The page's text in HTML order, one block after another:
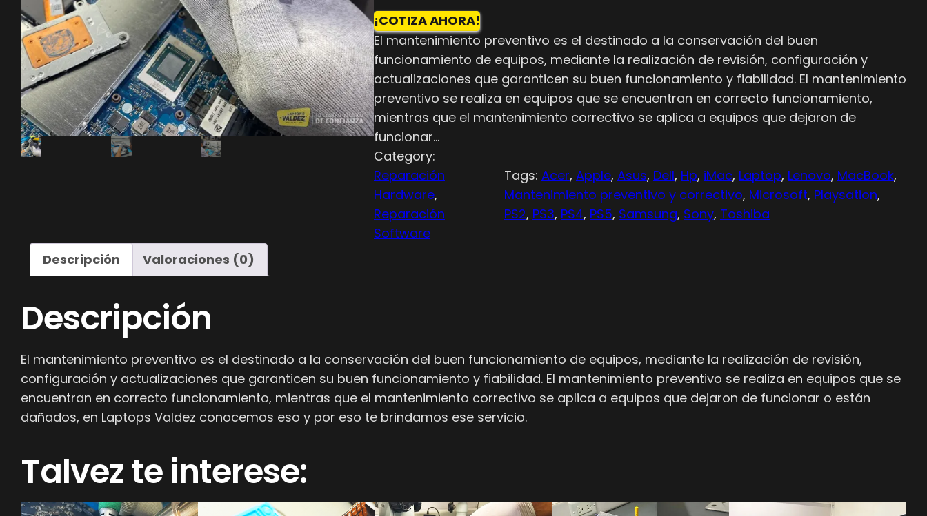
¡COTIZA AHORA!
El mantenimiento preventivo es el destinado a la conservación del buen
funcionamiento de equipos, mediante la realización de revisión, configuración y
actualizaciones que garanticen su buen funcionamiento y fiabilidad. El mantenimiento
preventivo se realiza en equipos que se encuentran en correcto funcionamiento,
mientras que el mantenimiento correctivo se aplica a equipos que dejaron de
funcionar…
Category:
Reparación
Hardware
Reparación
Software
Tags: Acer, Apple, Asus, Dell, Hp, iMac, Laptop, Lenovo, MacBook
Mantenimiento preventivo y correctivo, Microsoft, Playsation
PS2, PS3, PS4, PS5, Samsung, Sony, Toshiba
Descripción Valoraciones (0)
Descripción
El mantenimiento preventivo es el destinado a la conservación del buen funcionamiento de equipos, mediante la realización de revisión,
configuración y actualizaciones que garanticen su buen funcionamiento y fiabilidad. El mantenimiento preventivo se realiza en equipos que se
encuentran en correcto funcionamiento, mientras que el mantenimiento correctivo se aplica a equipos que dejaron de funcionar o están
dañados, en Laptops Valdez conocemos eso y por eso te brindamos ese servicio.
Talvez te interese: